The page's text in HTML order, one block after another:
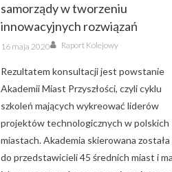
samorządy w tworzeniu
innowacyjnych rozwiązań
Posted
on
16 maja 2020 Author
Raport Kolejowy
Rezultatem konsultacji jest powstanie
Akademii Miast Przyszłości, czyli cyklu
szkoleń mających wykreować liderów
projektów technologicznych w polskich
miastach. Akademia skierowana została
do przedstawicieli 45 średnich miast i